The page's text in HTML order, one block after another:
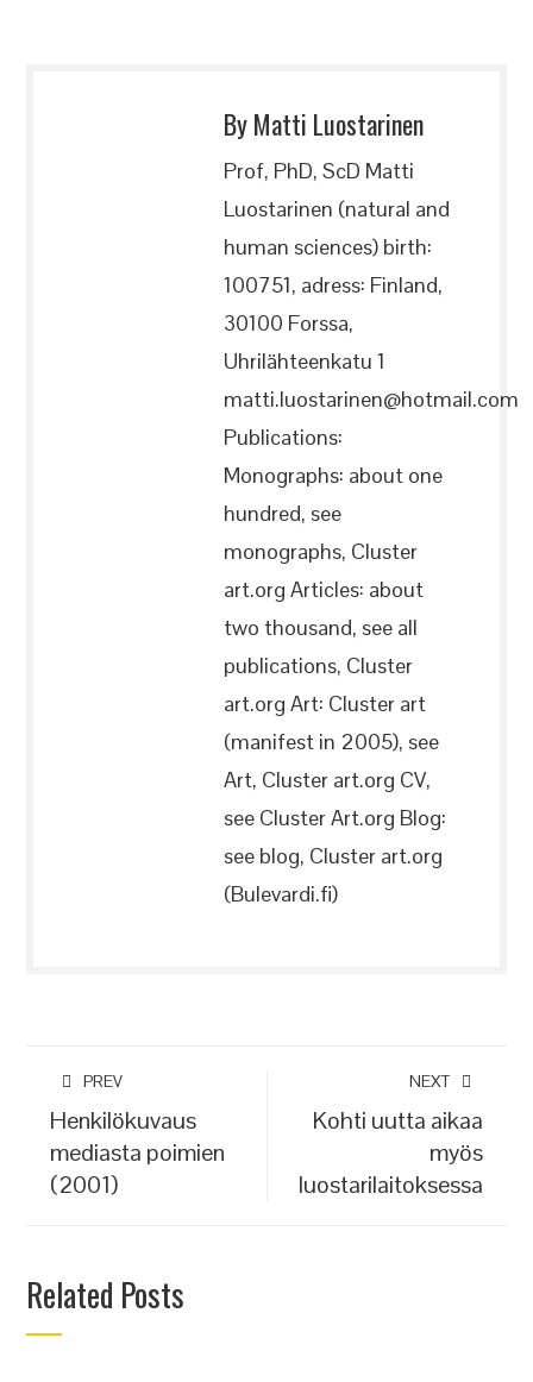
By Matti Luostarinen
Prof, PhD, ScD Matti
Luostarinen (natural and
human sciences) birth:
100751, adress: Finland,
30100 Forssa,
Uhrilähteenkatu 1
matti.luostarinen@hotmail.com
Publications:
Monographs: about one
hundred, see
monographs, Cluster
art.org Articles: about
two thousand, see all
publications, Cluster
art.org Art: Cluster art
(manifest in 2005), see
Art, Cluster art.org CV,
see Cluster Art.org Blog:
see blog, Cluster art.org
(Bulevardi.fi)
PREV
Henkilökuvaus
mediasta poimien
(2001)
NEXT
Kohti uutta aikaa
myös
luostarilaitoksessa
Related Posts